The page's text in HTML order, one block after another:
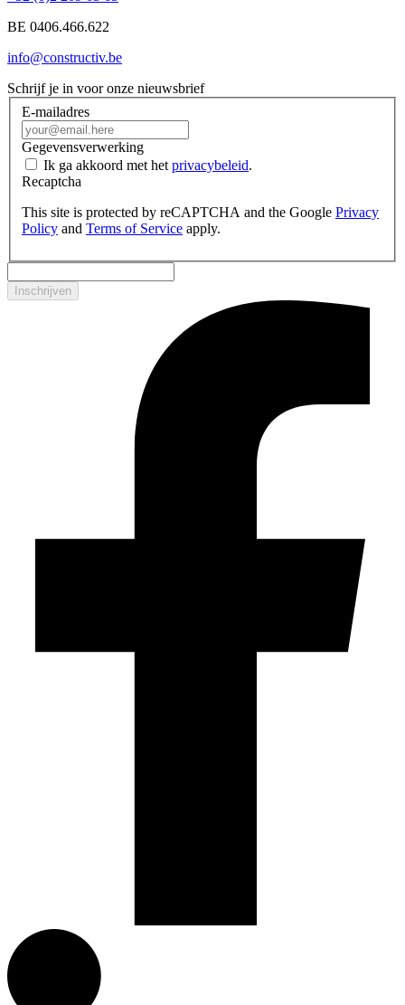
BE 0406.466.622
info@constructiv.be
Schrijf je in voor onze nieuwsbrief
E-mailadres
Gegevensverwerking
Ik ga akkoord met het privacybeleid.
Recaptcha
This site is protected by reCAPTCHA and the Google Privacy
Policy and Terms of Service apply.
Inschrijven